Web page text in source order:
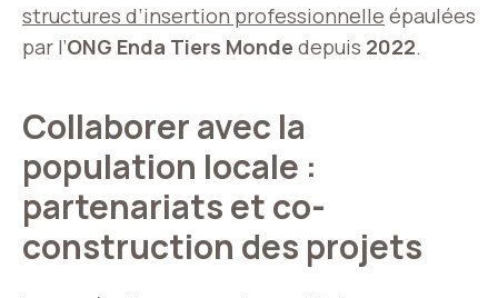
structures d’insertion professionnelle épaulées
par l’ONG Enda Tiers Monde depuis 2022.
Collaborer avec la
population locale :
partenariats et co-
construction des projets